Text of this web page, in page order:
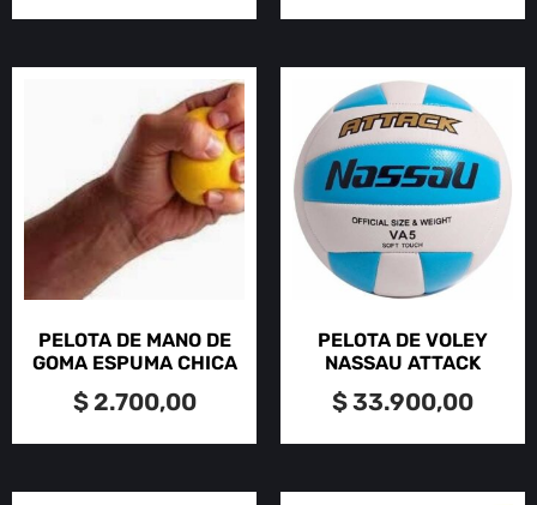
PELOTA DE MANO DE
GOMA ESPUMA CHICA
$2.700,00
PELOTA DE VOLEY
NASSAU ATTACK
$33.900,00